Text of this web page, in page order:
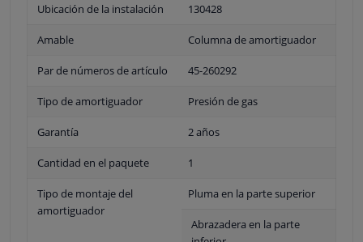
Ubicación de la instalación 130428
Amable Columna de amortiguador
Par de números de artículo 45-260292
Tipo de amortiguador Presión de gas
Garantía 2 años
Cantidad en el paquete 1
Tipo de montaje del
amortiguador
Pluma en la parte superior
Abrazadera en la parte